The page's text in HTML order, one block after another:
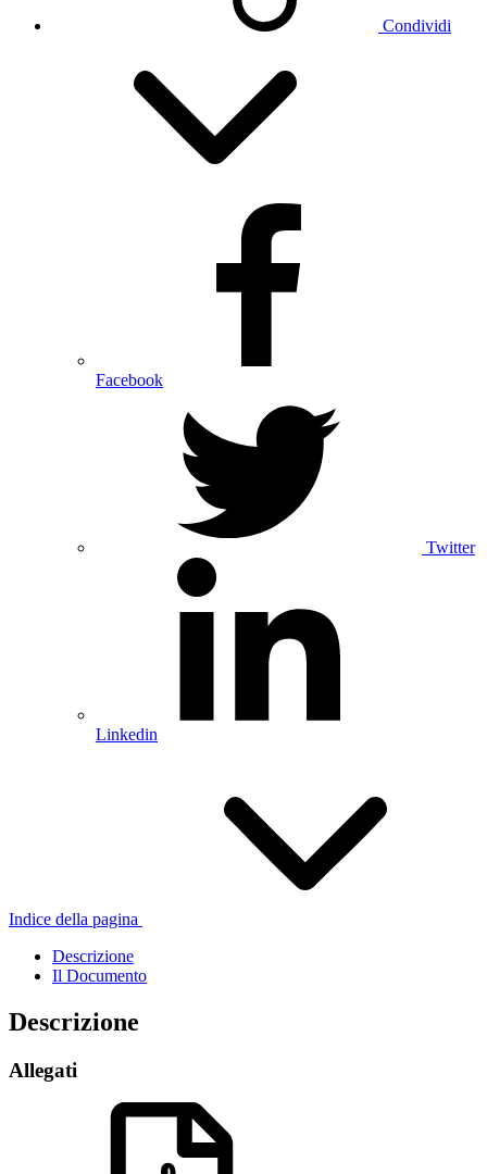
Condividi
Facebook
Twitter
Linkedin
Indice della pagina
Descrizione
Il Documento
Descrizione
Allegati